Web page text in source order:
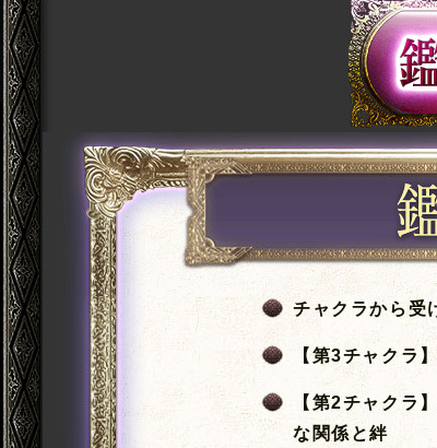
チャクラから受
【第3チャクラ
【第2チャクラ
な関係と絆